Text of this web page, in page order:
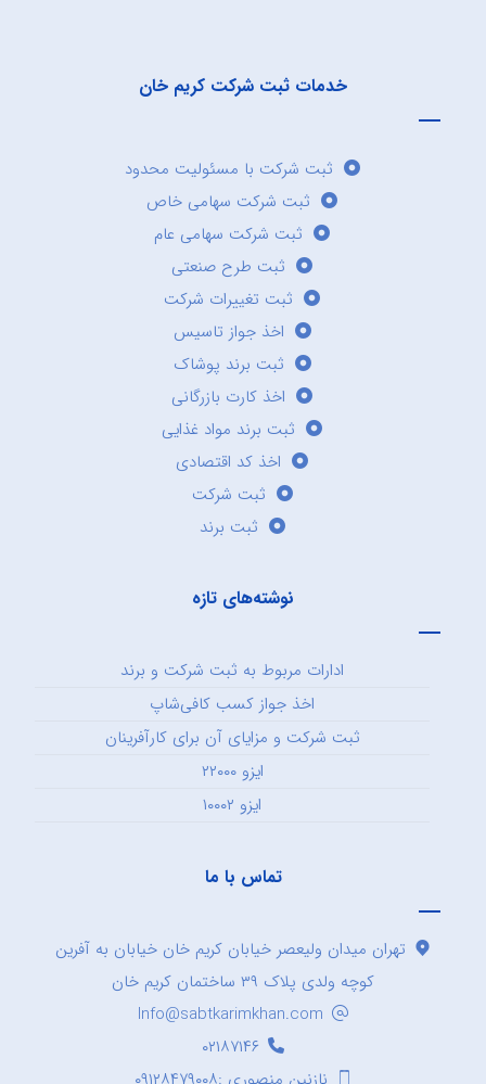
خدمات ثبت شرکت کریم خان
ثبت شرکت با مسئولیت محدود
ثبت شرکت سهامی خاص
ثبت شرکت سهامی عام
ثبت طرح صنعتی
ثبت تغییرات شرکت
اخذ جواز تاسیس
ثبت برند پوشاک
اخذ کارت بازرگانی
ثبت برند مواد غذایی
اخذ کد اقتصادی
ثبت شرکت
ثبت برند
نوشته‌های تازه
ادارات مربوط به ثبت شرکت و برند
اخذ جواز کسب کافی‌شاپ
ثبت شرکت و مزایای آن برای کارآفرینان
ایزو ۲۲۰۰۰
ایزو ۱۰۰۰۲
تماس با ما
تهران میدان ولیعصر خیابان کریم خان خیابان به آفرین
کوچه ولدی پلاک ۳۹ ساختمان کریم خان
Info@sabtkarimkhan.com
۰۲۱۸۷۱۴۶